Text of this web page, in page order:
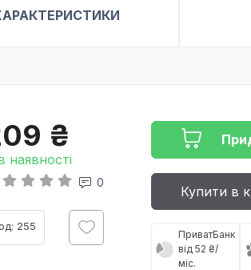
₴
наявності
0
255
Купити в
ПриватБанк
від 52 ₴/
міс.